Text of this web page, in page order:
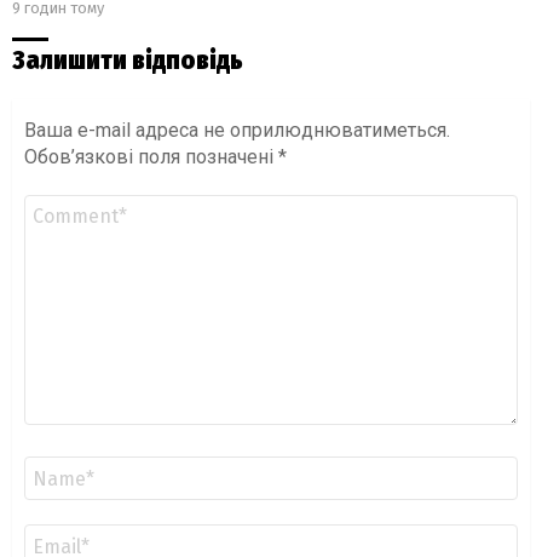
9 годин тому
Залишити відповідь
Ваша e-mail адреса не оприлюднюватиметься.
Обов’язкові поля позначені *
Коментар